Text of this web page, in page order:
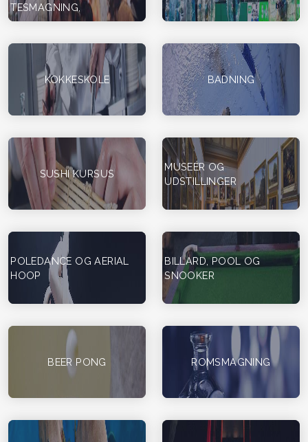
TESMAGNING,
KOKKESKOLE BADNING
SUSHI KURSUS
MUSEÉR OG
UDSTILLINGER
POLEDANCE OG AERIAL
HOOP
BILLARD, POOL OG
SNOOKER
BEER PONG ROMSMAGNING